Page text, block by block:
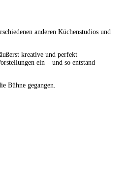
anderen Küchenstudios und
kreative und perfekt
ein – und so entstand
Bühne gegangen.